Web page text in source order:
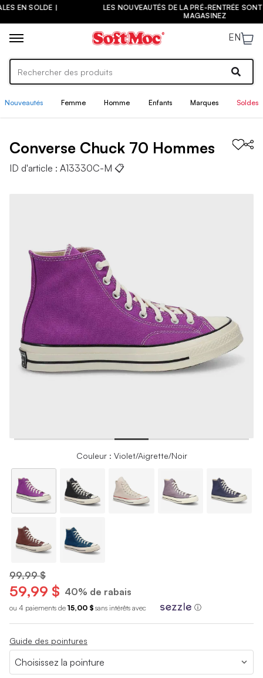
LES NOUVEAUTÉS DE LA PRÉ-RENTRÉE SONT ARRIVÉES ! |
EN
Nouveautés Femme Homme Enfants Marques Soldes
Converse Chuck 70 Hommes
ID d'article : A13330C-M 📋
Couleur : Violet/Aigrette/Noir
99,99 $
59,99 $ 40% de rabais
ou 4 paiements de 15,00 $ sans intérêts avec ⓘ
Guide des pointures